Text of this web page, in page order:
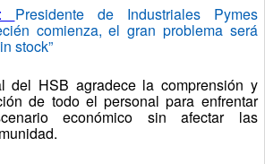
Presidente de Industriales Pymes
comienza, el gran problema será
stock”
del HSB agradece la comprensión y
de todo el personal para enfrentar
económico sin afectar las